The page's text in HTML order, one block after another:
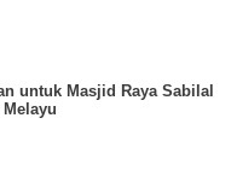
untuk Masjid Raya Sabilal